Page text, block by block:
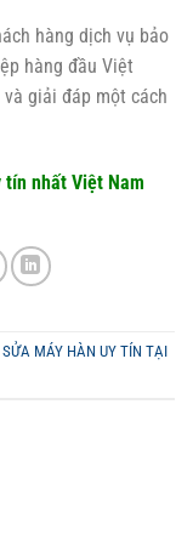
hàng dịch vụ bảo
hàng đầu Việt
giải đáp một cách
tín nhất Việt Nam
MÁY HÀN UY TÍN TẠI